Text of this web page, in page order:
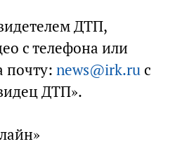
ДТП,
с телефона или
почту: news@irk.ruс
ДТП».